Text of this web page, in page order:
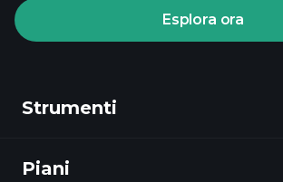
Esplora ora
Strumenti
Scopri
Piani